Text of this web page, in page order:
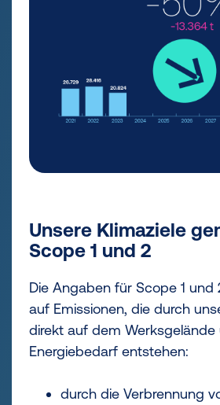
Unsere Klimaziele
Scope 1 und 2
Die Angaben für Scope 1 und
auf Emissionen, die durch
direkt auf dem
Energiebedarf entstehen:
durch die Verbrennung